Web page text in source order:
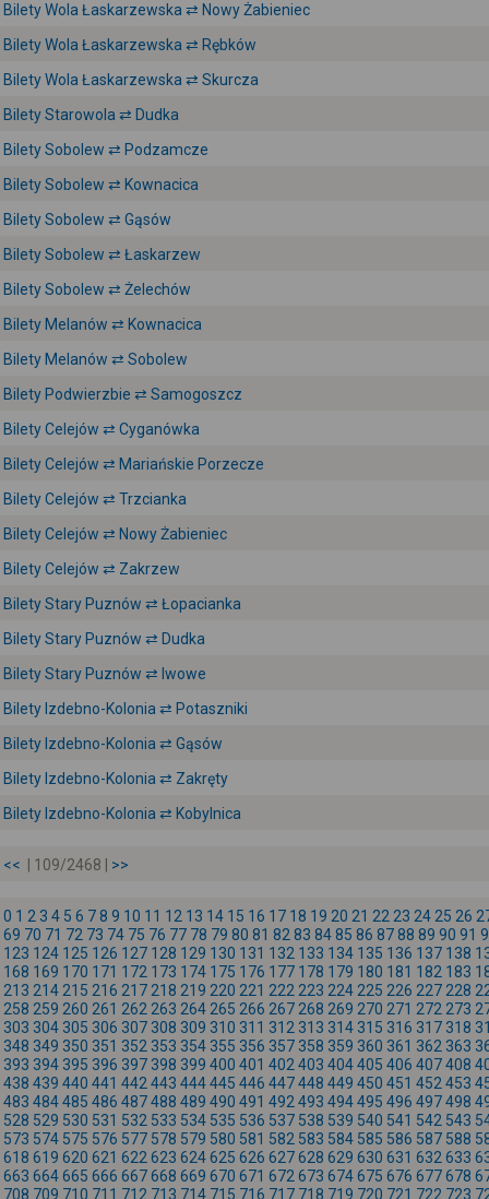
Bilety Wola Łaskarzewska ⇄ Nowy Żabieniec
Bilety Wola Łaskarzewska ⇄ Rębków
Bilety Wola Łaskarzewska ⇄ Skurcza
Bilety Starowola ⇄ Dudka
Bilety Sobolew ⇄ Podzamcze
Bilety Sobolew ⇄ Kownacica
Bilety Sobolew ⇄ Gąsów
Bilety Sobolew ⇄ Łaskarzew
Bilety Sobolew ⇄ Żelechów
Bilety Melanów ⇄ Kownacica
Bilety Melanów ⇄ Sobolew
Bilety Podwierzbie ⇄ Samogoszcz
Bilety Celejów ⇄ Cyganówka
Bilety Celejów ⇄ Mariańskie Porzecze
Bilety Celejów ⇄ Trzcianka
Bilety Celejów ⇄ Nowy Żabieniec
Bilety Celejów ⇄ Zakrzew
Bilety Stary Puznów ⇄ Łopacianka
Bilety Stary Puznów ⇄ Dudka
Bilety Stary Puznów ⇄ Iwowe
Bilety Izdebno-Kolonia ⇄ Potaszniki
Bilety Izdebno-Kolonia ⇄ Gąsów
Bilety Izdebno-Kolonia ⇄ Zakręty
Bilety Izdebno-Kolonia ⇄ Kobylnica
<< | 109/2468 | >>
0 1 2 3 4 5 6 78 9 10 11 12 13 14 15 16 17 18 19 20 21 22 23 24 25 26
69 70 71 72 73 74 75 76 77 78 79 80 81 82 83 8485 86 8788 89 90 91
123 124 125 126 127 128 129 130 131 132 133 134 135 136 137 138
168 169 170 171 172 173 174 175 176 177 178 179 180 181 182 183
213 214 215 216 217 218 219 220 221 222 223 224 225 226 227 228
258 259 260 261 262 263 264 265 266 267 268 269 270 271 272 273
303 304 305 306 307 308 309 310 311 312 313 314 315 316 317 318
348 349 350 351 352 353 354 355 356 357 358 359 360 361 362 363
393 394 395 396 397 398 399 400 401 402 403 404405 406 407408
438 439 440 441 442 443 444445 446 447448 449 450 451 452 453
483 484485 486 487488 489 490 491 492 493 494495 496 497498
528 529 530 531 532 533 534 535 536 537 538 539 540 541 542 543
573 574 575 576 577 578 579 580 581 582 583 584 585 586 587 588
618 619 620 621 622 623 624625 626 627628 629 630 631 632 633
663 664665 666 667668 669 670 671 672 673 674675 676 677678
708 709 710 711 712 713 714 715 716 717 718 719 720 721 722 723